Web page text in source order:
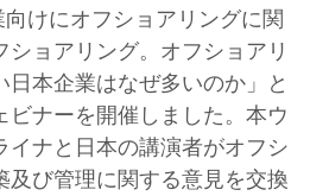
けにオフショアリングに関
ョアリング。オフショアリ
日本企業はなぜ多いのか」と
ビナーを開催しました。本ウ
イナと日本の講演者がオフシ
及び管理に関する意見を交換